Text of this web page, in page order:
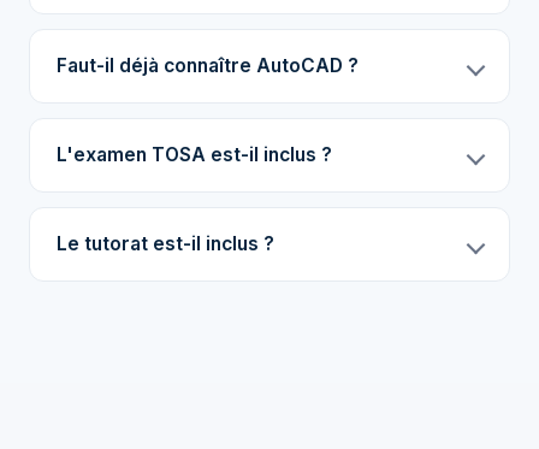
Faut-il déjà connaître AutoCAD ?
L'examen TOSA est-il inclus ?
Le tutorat est-il inclus ?